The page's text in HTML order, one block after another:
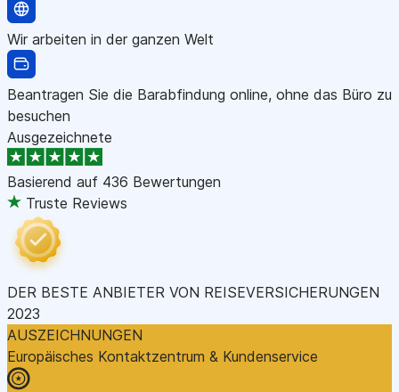
Wir arbeiten in der ganzen Welt
Beantragen Sie die Barabfindung online, ohne das Büro zu
besuchen
Ausgezeichnete
Basierend auf 436 Bewertungen
Truste Reviews
DER BESTE ANBIETER VON REISEVERSICHERUNGEN
2023
AUSZEICHNUNGEN
Europäisches Kontaktzentrum & Kundenservice